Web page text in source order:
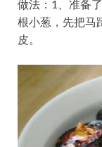
做法：1、准备
根小葱，先把马
皮。